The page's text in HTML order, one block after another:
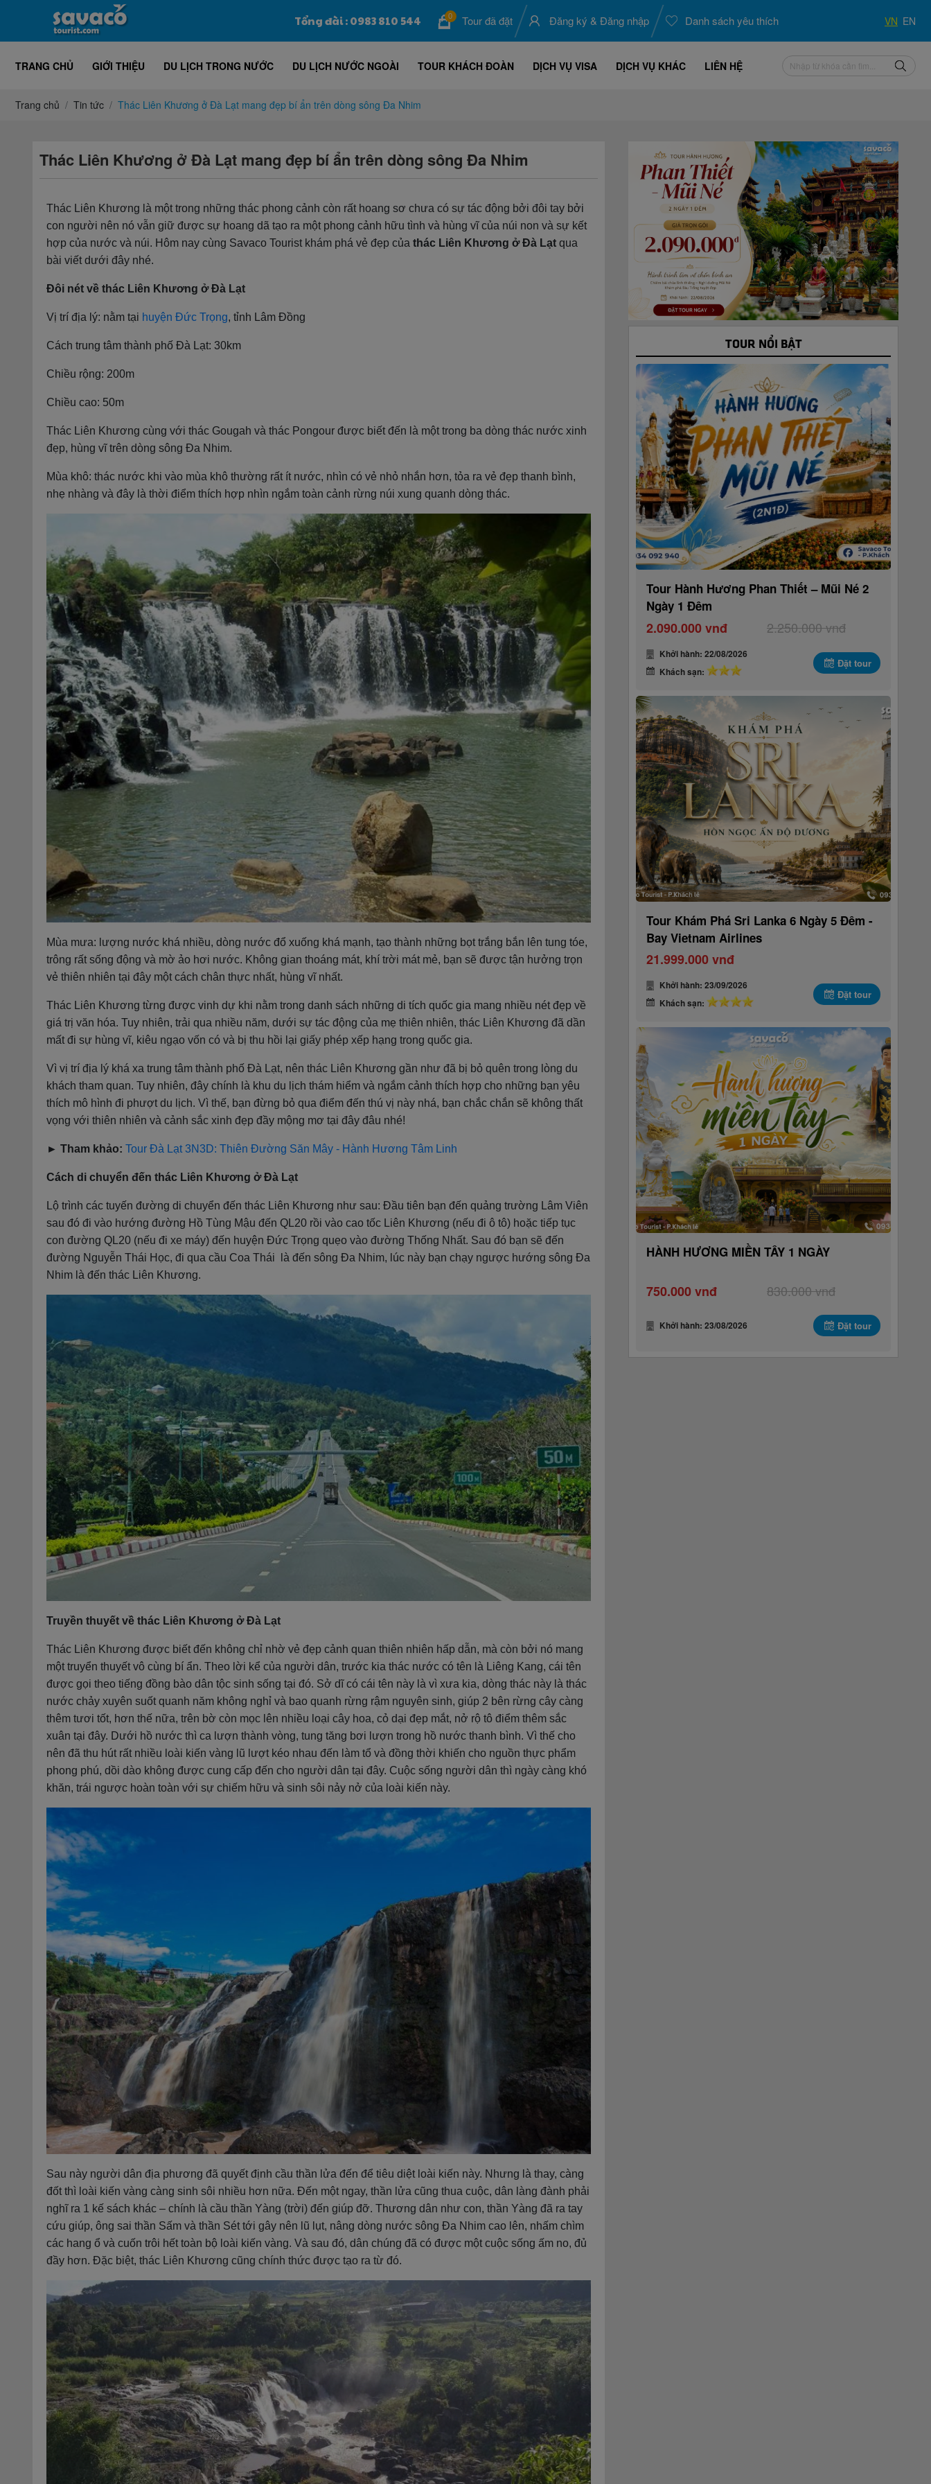
Tổng đài : 0983 810 544 0 Tour đã đặt Đăng ký &Đăng nhập Danh sách yêu thích VN EN
TRANG CHỦ GIỚI THIỆU DU LỊCH TRONG NƯỚC DU LỊCH NƯỚC NGOÀI TOUR KHÁCH ĐOÀN DỊCH VỤ VISA DỊCH VỤ KHÁC LIÊN HỆ
Trang chủ Tin tức Thác Liên Khương ở Đà Lạt mang đẹp bí ẩn trên dòng sông Đa Nhim
Thác Liên Khương ở Đà Lạt mang đẹp bí ẩn trên dòng sông Đa Nhim
Thác Liên Khương là một trong những thác phong cảnh còn rất hoang sơ chưa có sự tác động bởi đôi tay bởi
con người nên nó vẫn giữ được sự hoang dã tạo ra một phong cảnh hữu tình và hùng vĩ của núi non và sự kết
hợp của nước và núi. Hôm nay cùng Savaco Tourist khám phá vẻ đẹp của thác Liên Khương ở Đà Lạt qua
bài viết dưới đây nhé.
Đôi nét về thác Liên Khương ở Đà Lạt
Vị trí địa lý: nằm tại huyện Đức Trọng, tỉnh Lâm Đồng
Cách trung tâm thành phố Đà Lạt: 30km
Chiều rộng: 200m
Chiều cao: 50m
Thác Liên Khương cùng với thác Gougah và thác Pongour được biết đến là một trong ba dòng thác nước xinh
đẹp, hùng vĩ trên dòng sông Đa Nhim.
Mùa khô: thác nước khi vào mùa khô thường rất ít nước, nhìn có vẻ nhỏ nhắn hơn, tỏa ra vẻ đẹp thanh bình,
nhẹ nhàng và đây là thời điểm thích hợp nhìn ngắm toàn cảnh rừng núi xung quanh dòng thác.
Mùa mưa: lượng nước khá nhiều, dòng nước đổ xuống khá mạnh, tạo thành những bọt trắng bắn lên tung tóe,
trông rất sống động và mờ ảo hơi nước. Không gian thoáng mát, khí trời mát mẻ, bạn sẽ được tận hưởng trọn
vẻ thiên nhiên tại đây một cách chân thực nhất, hùng vĩ nhất.
Thác Liên Khương từng được vinh dự khi nằm trong danh sách những di tích quốc gia mang nhiều nét đẹp về
giá trị văn hóa. Tuy nhiên, trải qua nhiều năm, dưới sự tác động của mẹ thiên nhiên, thác Liên Khương đã dần
mất đi sự hùng vĩ, kiêu ngạo vốn có và bị thu hồi lại giấy phép xếp hạng trong quốc gia.
Vì vị trí địa lý khá xa trung tâm thành phố Đà Lạt, nên thác Liên Khương gần như đã bị bỏ quên trong lòng du
khách tham quan. Tuy nhiên, đây chính là khu du lịch thám hiểm và ngắm cảnh thích hợp cho những bạn yêu
thích mô hình đi phượt du lịch. Vì thế, bạn đừng bỏ qua điểm đến thú vị này nhá, bạn chắc chắn sẽ không thất
vọng với thiên nhiên và cảnh sắc xinh đẹp đầy mộng mơ tại đây đâu nhé!
► Tham khảo: Tour Đà Lạt 3N3D: Thiên Đường Săn Mây - Hành Hương Tâm Linh
Cách di chuyển đến thác Liên Khương ở Đà Lạt
Lộ trình các tuyến đường di chuyển đến thác Liên Khương như sau: Đầu tiên bạn đến quảng trường Lâm Viên
sau đó đi vào hướng đường Hồ Tùng Mậu đến QL20 rồi vào cao tốc Liên Khương (nếu đi ô tô) hoặc tiếp tục
con đường QL20 (nếu đi xe máy) đến huyện Đức Trọng quẹo vào đường Thống Nhất. Sau đó bạn sẽ đến
đường Nguyễn Thái Học, đi qua cầu Coa Thái là đến sông Đa Nhim, lúc này bạn chạy ngược hướng sông Đa
Nhim là đến thác Liên Khương.
Truyền thuyết về thác Liên Khương ở Đà Lạt
Thác Liên Khương được biết đến không chỉ nhờ vẻ đẹp cảnh quan thiên nhiên hấp dẫn, mà còn bởi nó mang
một truyển thuyết vô cùng bí ẩn. Theo lời kể của người dân, trước kia thác nước có tên là Liêng Kang, cái tên
được gọi theo tiếng đồng bào dân tộc sinh sống tại đó. Sở dĩ có cái tên này là vì xưa kia, dòng thác này là thác
nước chảy xuyên suốt quanh năm không nghỉ và bao quanh rừng rậm nguyên sinh, giúp 2 bên rừng cây càng
thêm tươi tốt, hơn thế nữa, trên bờ còn mọc lên nhiều loại cây hoa, cỏ dại đẹp mắt, nở rộ tô điểm thêm sắc
xuân tại đây. Dưới hồ nước thì ca lượn thành vòng, tung tăng bơi lượn trong hồ nước thanh bình. Vì thế cho
nên đã thu hút rất nhiều loài kiến vàng lũ lượt kéo nhau đến làm tổ và đồng thời khiến cho nguồn thực phẩm
phong phú, dồi dào không được cung cấp đến cho người dân tại đây. Cuộc sống người dân thì ngày càng khó
khăn, trái ngược hoàn toàn với sự chiếm hữu và sinh sôi nảy nở của loài kiến này.
Sau này người dân địa phương đã quyết định cầu thần lửa đến để tiêu diệt loài kiến này. Nhưng là thay, càng
đốt thì loài kiến vàng càng sinh sôi nhiều hơn nữa. Đến một ngay, thần lửa cũng thua cuộc, dân làng đành phải
nghĩ ra 1 kế sách khác – chính là cầu thần Yàng (trời) đến giúp đỡ. Thương dân như con, thần Yàng đã ra tay
cứu giúp, ông sai thần Sấm và thần Sét tới gây nên lũ lụt, nâng dòng nước sông Đa Nhim cao lên, nhấm chìm
các hang ổ và cuốn trôi hết toàn bộ loài kiến vàng. Và sau đó, dân chúng đã có được một cuộc sống ấm no, đủ
đầy hơn. Đặc biệt, thác Liên Khương cũng chính thức được tạo ra từ đó.
TOUR NỔI BẬT
Tour Hành Hương Phan Thiết – Mũi Né 2
Ngày 1 Đêm
2.090.000 vnđ 2.250.000 vnđ
Khởi hành: 22/08/2026
Khách sạn:
Đặt tour
Tour Khám Phá Sri Lanka 6 Ngày 5 Đêm -
Bay Vietnam Airlines
21.999.000 vnđ
Khởi hành: 23/09/2026
Khách sạn:
Đặt tour
HÀNH HƯƠNG MIỀN TÂY 1 NGÀY
750.000 vnđ 830.000 vnđ
Khởi hành: 23/08/2026 Đặt tour